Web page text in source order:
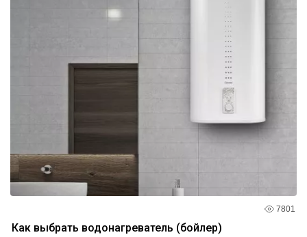
7801
Как выбрать водонагреватель (бойлер)